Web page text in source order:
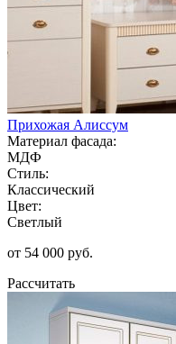
Прихожая Алиссум
Материал фасада:
МДФ
Стиль:
Классический
Цвет:
Светлый
от 54 000 руб.
Рассчитать